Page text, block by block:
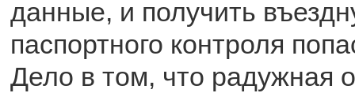
данные, и получить
паспортного контроля
Дело в том, что радужная